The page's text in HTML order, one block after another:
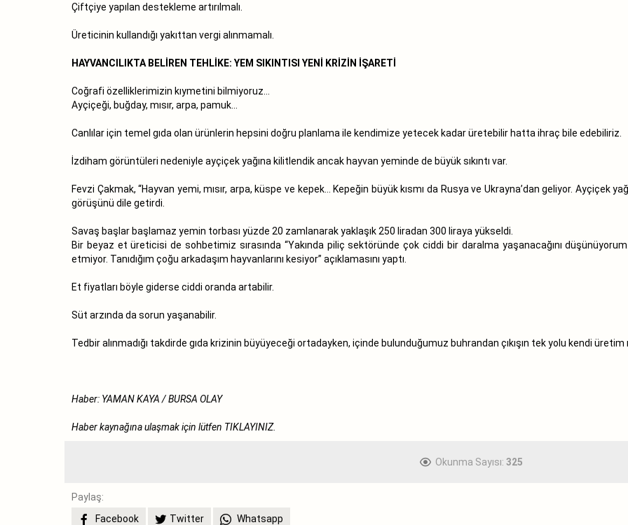
Çiftçiye yapılan destekleme artırılmalı.
Üreticinin kullandığı yakıttan vergi alınmamalı.
HAYVANCILIKTA BELİREN TEHLİKE: YEM SIKINTISI YENİ KRİZİN İŞARETİ
Coğrafi özelliklerimizin kıymetini bilmiyoruz…
Ayçiçeği, buğday, mısır, arpa, pamuk…
Canlılar için temel gıda olan ürünlerin hepsini doğru planlama ile kendimize yetecek kadar üretebilir hatta ihraç bile edebiliriz.
İzdiham görüntüleri nedeniyle ayçiçek yağına kilitlendik ancak hayvan yeminde de büyük sıkıntı var.
Fevzi Çakmak, “Hayvan yemi, mısır, arpa, küspe ve kepek… Kepeğin büyük kısmı da Rusya ve Ukrayna’dan geliyor. Ayçiçek
görüşünü dile getirdi.
Savaş başlar başlamaz yemin torbası yüzde 20 zamlanarak yaklaşık 250 liradan 300 liraya yükseldi.
Bir beyaz et üreticisi de sohbetimiz sırasında “Yakında piliç sektöründe çok ciddi bir daralma yaşanacağını
etmiyor. Tanıdığım çoğu arkadaşım hayvanlarını kesiyor” açıklamasını yaptı.
Et fiyatları böyle giderse ciddi oranda artabilir.
Süt arzında da sorun yaşanabilir.
Tedbir alınmadığı takdirde gıda krizinin büyüyeceği ortadayken, içinde bulunduğumuz buhrandan çıkışın tek yolu kendi
Haber: YAMAN KAYA / BURSA OLAY
Haber kaynağına ulaşmak için lütfen TIKLAYINIZ.
Okunma Sayısı: 325
Paylaş:
Facebook
Twitter Whatsapp